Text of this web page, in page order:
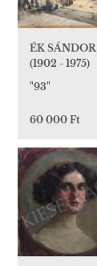
ÉK SÁNDOR
(1902 - 1975)
"93"
60 000 Ft